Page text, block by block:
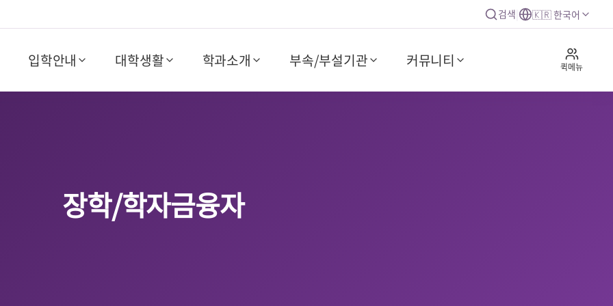
검색 🇰🇷 한국어
입학안내 대학생활 학과소개 부속/부설기관 커뮤니티 퀵메뉴
장학/학자금융자